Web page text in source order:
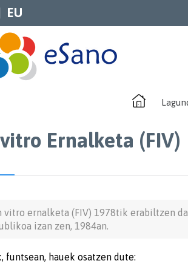
EU
Ernalketa (FIV)
vitro ernalketa (FIV) 1978tik erabiltzen
izan zen, 1984an.
funtsean, hauek osatzen dute: